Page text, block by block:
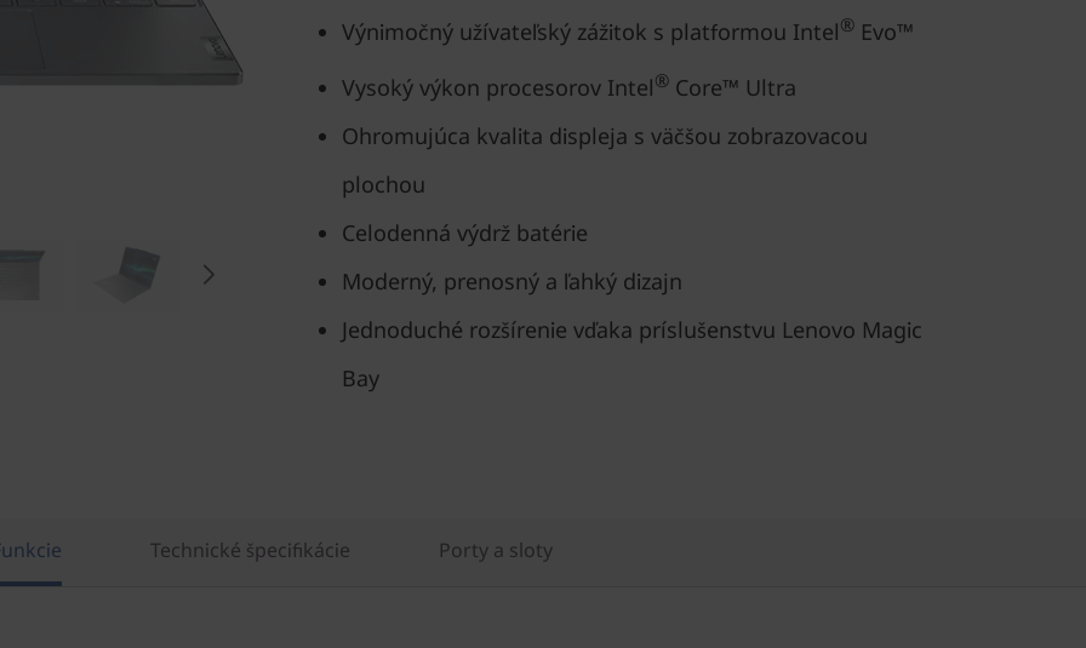
Výnimočný užívateľský zážitok s platformou Intel® Evo™
Vysoký výkon procesorov Intel® Core™ Ultra
Ohromujúca kvalita displeja s väčšou zobrazovacou
plochou
Celodenná výdrž batérie
Moderný, prenosný a ľahký dizajn
Jednoduché rozšírenie vďaka príslušenstvu Lenovo Magic
Bay
Technické špecifikácie Porty a sloty